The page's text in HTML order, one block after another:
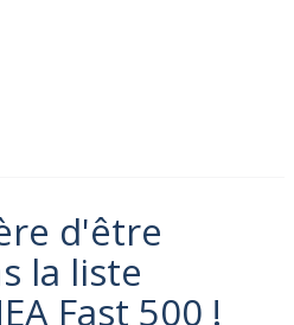
d'être
la liste
Fast 500 !